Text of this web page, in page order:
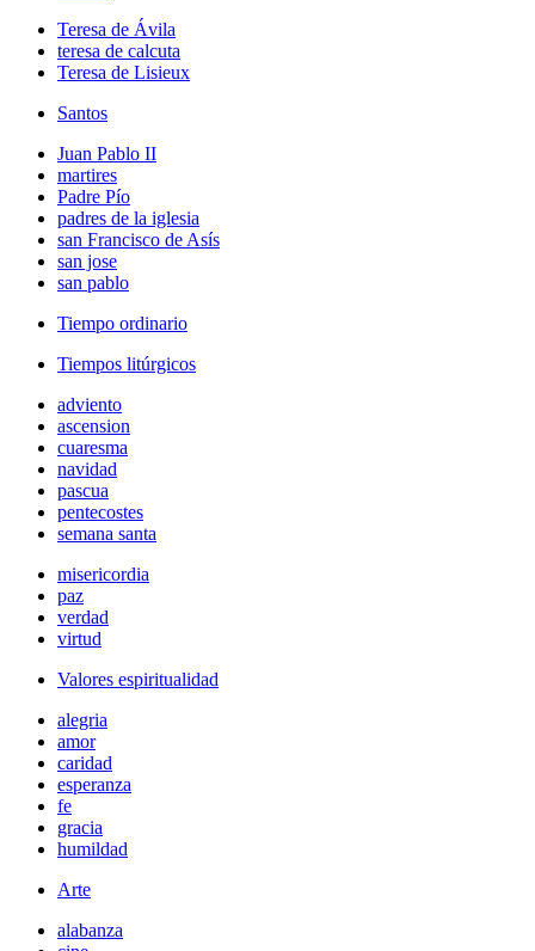
Teresa de Ávila
teresa de calcuta
Teresa de Lisieux
Santos
Juan Pablo II
martires
Padre Pío
padres de la iglesia
san Francisco de Asís
san jose
san pablo
Tiempo ordinario
Tiempos litúrgicos
adviento
ascension
cuaresma
navidad
pascua
pentecostes
semana santa
misericordia
paz
verdad
virtud
Valores espiritualidad
alegria
amor
caridad
esperanza
fe
gracia
humildad
Arte
alabanza